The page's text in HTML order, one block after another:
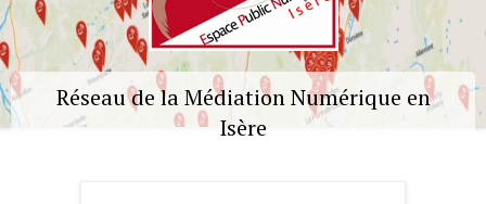
Réseau de la Médiation Numérique en
Isère